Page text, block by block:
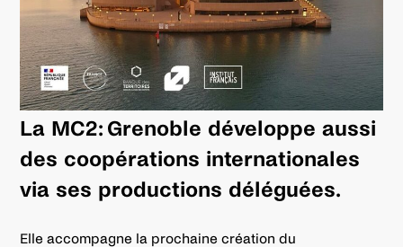
La MC2: Grenoble développe aussi
des coopérations internationales
via ses productions déléguées.
Elle accompagne la prochaine création du